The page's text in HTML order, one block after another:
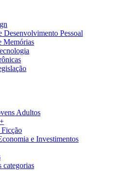
Desenvolvimento Pessoal
Memórias
Adultos
e Investimentos
categorias